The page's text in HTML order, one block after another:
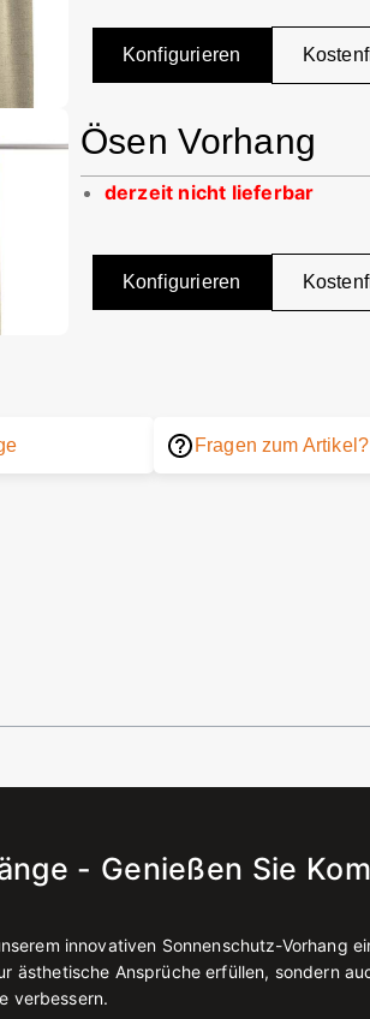
Konfigurieren
Ösen Vorhang
derzeit nicht lieferbar
Konfigurieren
Fragen zum Artikel?
- Genießen Sie
innovativen Sonnenschutz-Vorhang
ästhetische Ansprüche erfüllen, sondern
verbessern.